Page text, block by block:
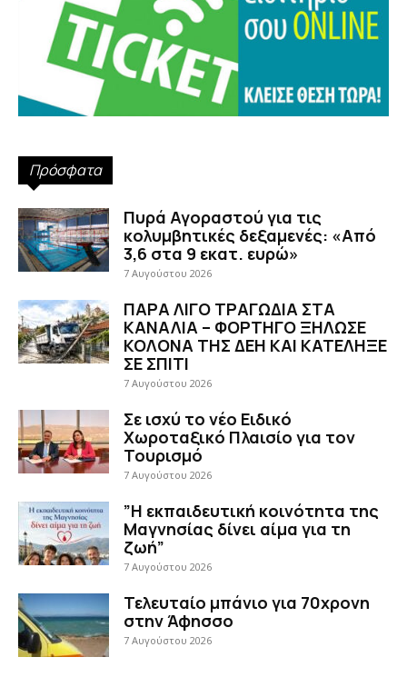
Πρόσφατα
Πυρά Αγοραστού για τις
κολυμβητικές δεξαμενές: «Από
3,6 στα 9 εκατ. ευρώ»
7 Αυγούστου 2026
ΠΑΡΑ ΛΙΓΟ ΤΡΑΓΩΔΙΑ ΣΤΑ
ΚΑΝΑΛΙΑ – ΦΟΡΤΗΓΟ ΞΗΛΩΣΕ
ΚΟΛΟΝΑ ΤΗΣ ΔΕΗ ΚΑΙ ΚΑΤΕΛΗΞΕ
ΣΕ ΣΠΙΤΙ
7 Αυγούστου 2026
Σε ισχύ το νέο Ειδικό
Χωροταξικό Πλαισίο για τον
Τουρισμό
7 Αυγούστου 2026
”Η εκπαιδευτική κοινότητα της
Μαγνησίας δίνει αίμα για τη
ζωή”
7 Αυγούστου 2026
Τελευταίο μπάνιο για 70χρονη
στην Άφησσο
7 Αυγούστου 2026